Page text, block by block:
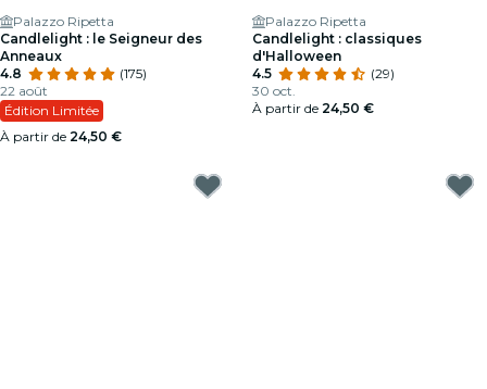
Palazzo Ripetta
Candlelight : le Seigneur des
Anneaux
4.8
(175)
22 août
Édition Limitée
À partir de 24,50 €
Palazzo Ripetta
Candlelight : classiques
d'Halloween
4.5
(29)
30 oct.
À partir de 24,50 €